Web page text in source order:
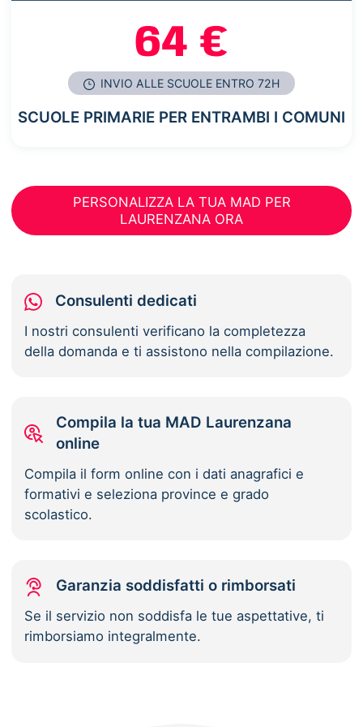
64 €
INVIO ALLE SCUOLE ENTRO 72H
SCUOLE PRIMARIE PER ENTRAMBI I COMUNI
PERSONALIZZA LA TUA MAD PER
LAURENZANA ORA
Consulenti dedicati
I nostri consulenti verificano la completezza
della domanda e ti assistono nella compilazione.
Compila la tua MAD Laurenzana
online
Compila il form online con i dati anagrafici e
formativi e seleziona province e grado
scolastico.
Garanzia soddisfatti o rimborsati
Se il servizio non soddisfa le tue aspettative, ti
rimborsiamo integralmente.